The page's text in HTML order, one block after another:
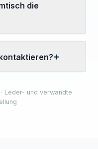
die
Leder- und verwandte